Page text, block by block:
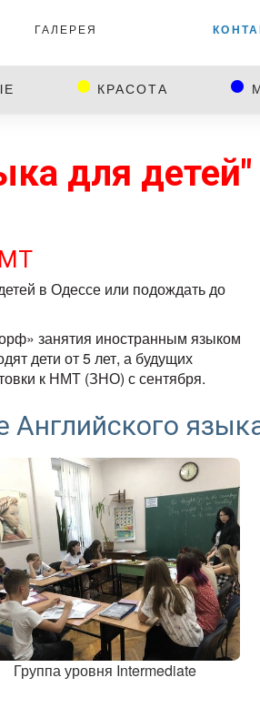
ГАЛЕРЕЯ
КРАСОТА
для детей"
в Одессе или подождать до
занятия иностранным языком
дети от 5 лет, а будущих
к НМТ (ЗНО) с сентября.
Английского
Группа уровня Intermediate